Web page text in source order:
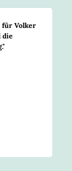
für Volker
die